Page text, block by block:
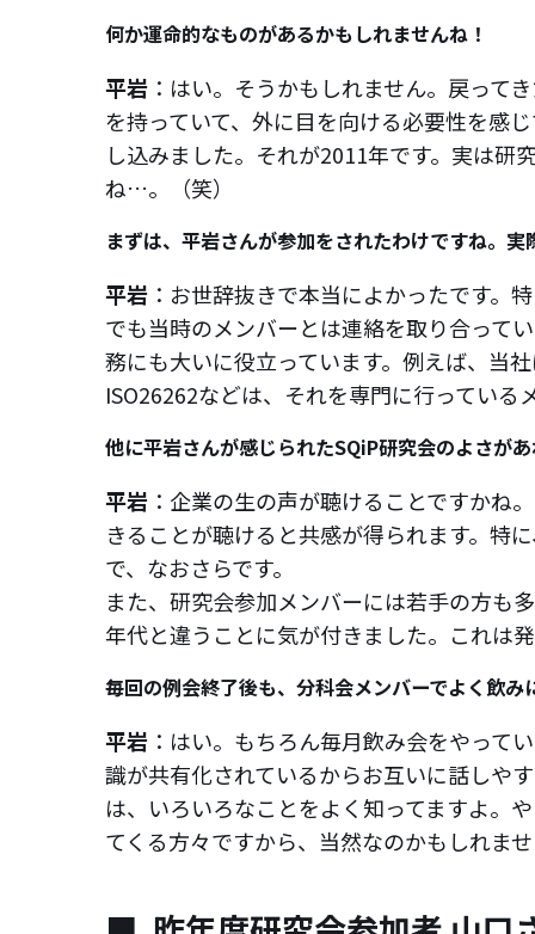
何か運命的なものがあるかもしれませんね！
平岩 ：はい。そうかもしれません。戻って
を持っていて、外に目を向ける必要性を感
し込みました。それが2011年です。実は研
ね…。（笑）
まずは、平岩さんが参加をされたわけですね。
平岩 ：お世辞抜きで本当によかったです。
でも当時のメンバーとは連絡を取り合って
務にも大いに役立っています。例えば、当
ISO26262などは、それを専門に行ってい
他に平岩さんが感じられたSQiP研究会のよさが
平岩 ：企業の生の声が聴けることですかね
きることが聴けると共感が得られます。特
で、なおさらです。
また、研究会参加メンバーには若手の方も
年代と違うことに気が付きました。これは
毎回の例会終了後も、分科会メンバーでよく飲み
平岩 ：はい。もちろん毎月飲み会をやって
識が共有化されているからお互いに話しや
は、いろいろなことをよく知ってますよ。
てくる方々ですから、当然なのかもしれま